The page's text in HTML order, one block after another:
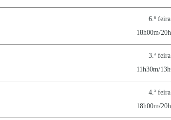
6.ª feira
18h00m/
3.ª feira
11h30m/
4.ª feira
18h00m/